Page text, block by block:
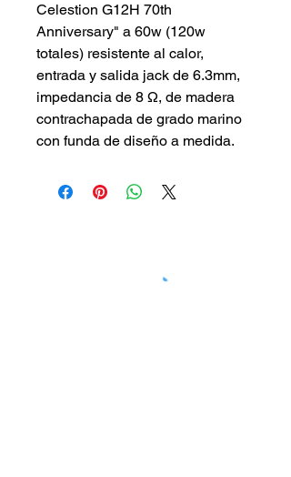
Celestion G12H 70th
Anniversary" a 60w (120w
totales) resistente al calor,
entrada y salida jack de 6.3mm,
impedancia de 8 Ω, de madera
contrachapada de grado marino
con funda de diseño a medida.